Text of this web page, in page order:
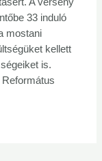
33 induló
mostani
kellett
is.